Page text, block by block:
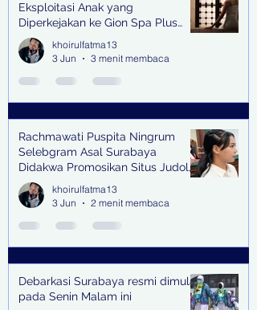
Eksploitasi Anak yang
Diperkejakan ke Gion Spa Plus
and Pub Surabaya,
khoirulfatma13
3 Jun
3 menit membaca
Rachmawati Puspita Ningrum
Selebgram Asal Surabaya
Didakwa Promosikan Situs Judol,
Raup Rp2 Juta dari Tiga Kali
Endorse
khoirulfatma13
3 Jun
2 menit membaca
Debarkasi Surabaya resmi dimulai
pada Senin Malam ini